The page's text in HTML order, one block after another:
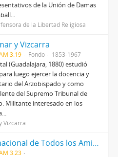
de la Unión de Damas
de la Libertad Religiosa
y Vizcarra
3.19 Fondo 1853-1967
(Guadalajara, 1880) estudió
luego ejercer la docencia y
del Arzobispado y como
del Supremo Tribunal de
Militante interesado en los
Vizcarra
Unión Internacional de Todos los Amigos (VITA-México)
3.23